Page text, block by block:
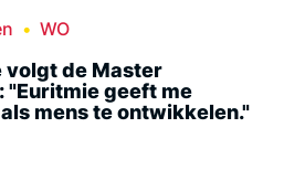
WO
volgt de Master
"Euritmie geeft me
mens te ontwikkelen."